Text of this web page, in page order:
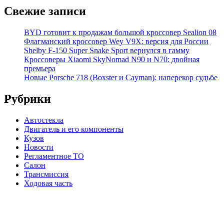
Свежие записи
BYD готовит к продажам большой кроссовер Sealion 08
Флагманский кроссовер Wey V9X: версия для России
Shelby F-150 Super Snake Sport вернулся в гамму
Кроссоверы Xiaomi SkyNomad N90 и N70: двойная
премьера
Новые Porsche 718 (Boxster и Cayman): наперекор судьбе
Рубрики
Автостекла
Двигатель и его компоненты
Кузов
Новости
Регламентное ТО
Салон
Трансмиссия
Ходовая часть